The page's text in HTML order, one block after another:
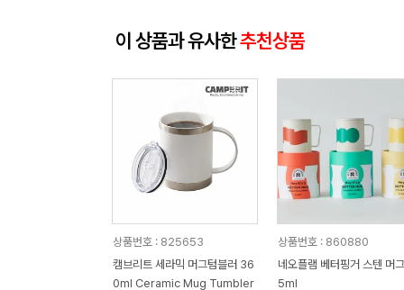
이 상품과 유사한추천상품
상품번호 : 825653
캠브리트 세라믹 머그텀블러 36
0ml Ceramic Mug Tumbler
상품번호 : 860880
네오플램 베터핑거 스텐 머
5ml